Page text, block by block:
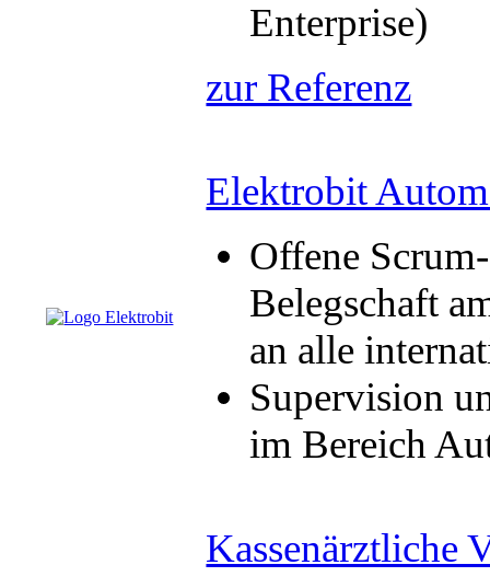
Enterprise)
zur Referenz
Elektrobit
Offene
Belegschaft
an alle
Supervision
im Bereich
Kassenärztliche